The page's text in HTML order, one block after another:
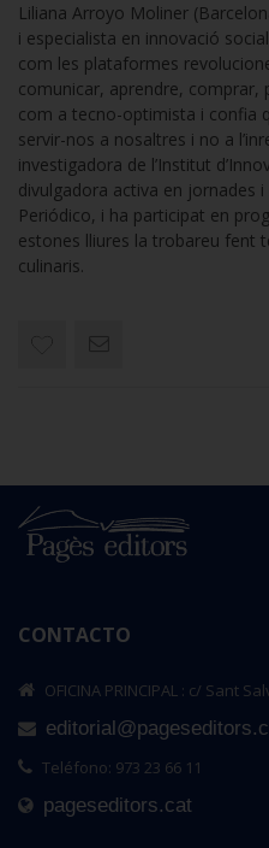
Liliana Arroyo Moliner
i especialista en innovació
com les plataformes
comunicar, aprendre, comprar,
com a tecno-optimista i confia
servir-nos a nosaltres i no a
investigadora de l’Institut
divulgadora activa en jornades
Periódico, i ha participat en
estones lliures la trobareu fent
culinaris.
CONTACTO
OFICINA PRINCIPAL : c/ Sant
Teléfono: 973 23 66 11
pageseditors.cat